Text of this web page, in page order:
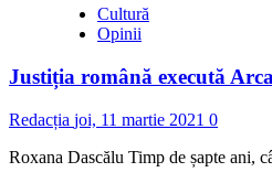
Cultură
Opinii
Justiția română execută
Redacția joi, 11 martie 2021 0
Roxana Dascălu Timp de șapte ani,